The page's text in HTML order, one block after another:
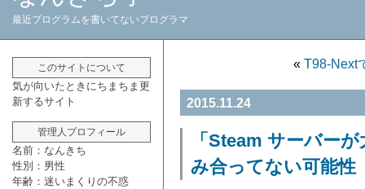
最近プログラムを書いてないプログラマ
« T98-Next
2015.11.24
「Steam サーバー
み合ってない可能性
このサイトについて
気が向いたときにちまちま更
新するサイト
管理人プロフィール
名前：なんきち
性別：男性
年齢：迷いまくりの不惑